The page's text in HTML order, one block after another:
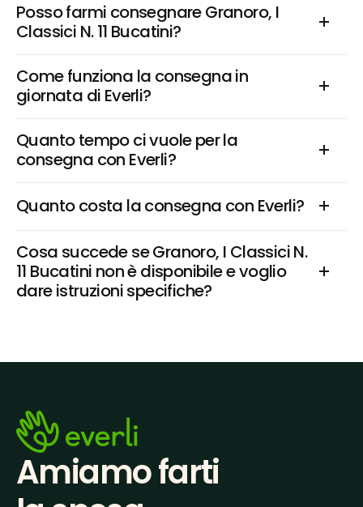
Posso farmi consegnare Granoro, I
Classici N. 11 Bucatini?
Come funziona la consegna in
giornata di Everli?
Quanto tempo ci vuole per la
consegna con Everli?
Quanto costa la consegna con Everli?
Cosa succede se Granoro, I Classici N.
11 Bucatini non è disponibile e voglio
dare istruzioni specifiche?
Amiamo farti